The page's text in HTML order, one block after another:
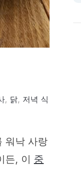
, 닭, 저녁 식
워낙 사랑
든, 이 중